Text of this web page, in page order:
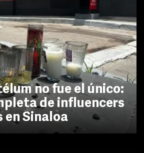
no fue el único:
de influencers
en Sinaloa